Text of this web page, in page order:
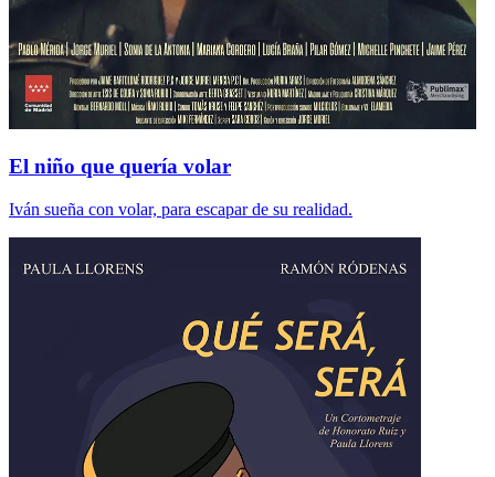
El niño que quería volar
Iván sueña con volar, para escapar de su realidad.